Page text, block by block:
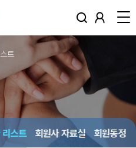
트
스트 회원사 자료실 회원동정